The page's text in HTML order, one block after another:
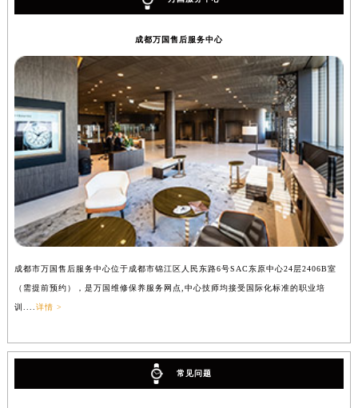
成都万国售后服务中心
成都市万国售后服务中心位于成都市锦江区人民东路6号SAC东原中心24层2406B室
（需提前预约），是万国维修保养服务网点,中心技师均接受国际化标准的职业培
训.... 详情 >
常见问题